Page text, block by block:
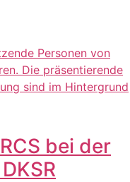
bei der